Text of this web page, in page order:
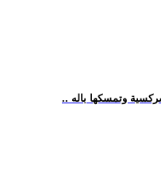
وتمسكها باله